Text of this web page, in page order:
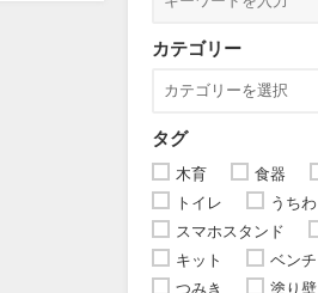
カテゴリー
タグ
木育 食器
トイレ
うちわ
スマホスタンド
キット
ベンチ
つみき
塗り壁